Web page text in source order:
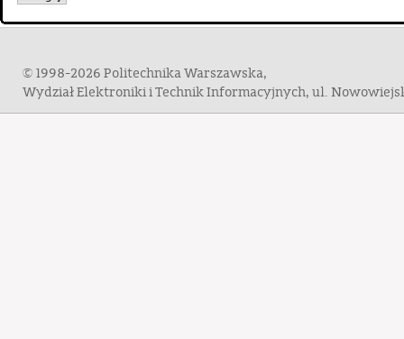
© 1998-2026 Politechnika Warszawska,
Wydział Elektroniki i Technik Informacyjnych, ul.